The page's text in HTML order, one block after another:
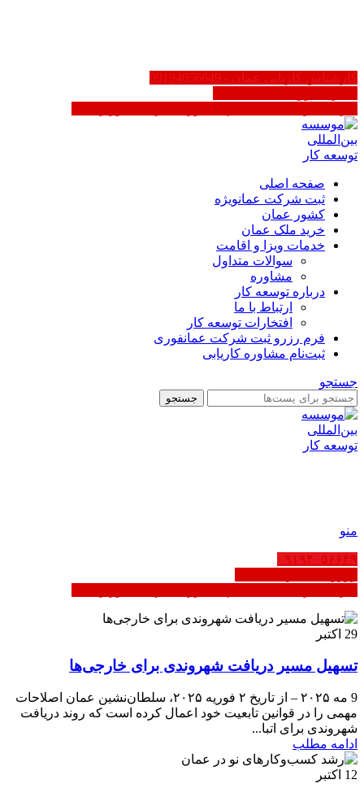
کارشناس کاریابی عمان - 09194056649
صفحه اصلی
ثبت شرکت عمانویژه
کشور عمان
خرید ملک عمان
خدمات ویزا و اقامت
سوالات متداول
مشاوره
درباره توسعه کار
ارتباط با ما
افتخارات توسعه کار
فرم رزرو ثبت شرکت عمانفوری
ثبت‌نام مشاوره کاریابی
جستجو
جستجو
منو
۰۹۱۹۴۰۵۶۶۴۹
29 اکتبر
تسهیل مسیر دریافت شهروندی برای خارجی‌ها
9 مه ۲۰۲۵ – از تاریخ ۲ فوریه ۲۰۲۵، سلطان‌نشین عمان اصلاحات
مهمی را در قوانین تابعیت خود اعمال کرده است که روند دریافت
شهروندی برای اتبا...
ادامه مطلب
12 اکتبر